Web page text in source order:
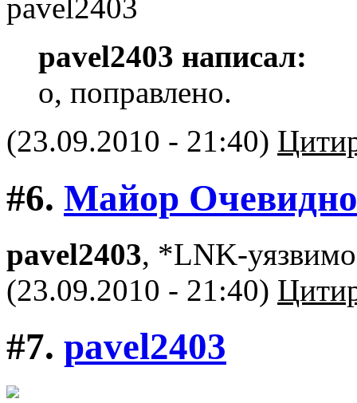
pavel2403 написал:
о, поправлено.
(23.09.2010 - 21:40)
#6. Майор
pavel2403, *LNK-
(23.09.2010 - 21:40)
#7. pavel2403